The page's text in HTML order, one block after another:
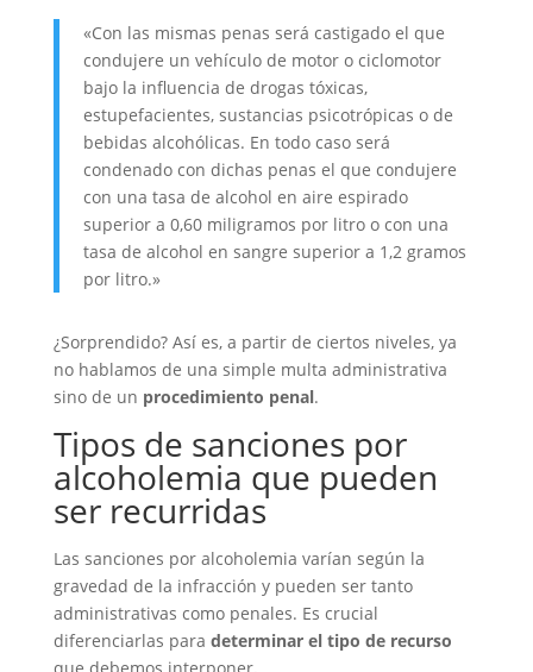
«Con las mismas penas será castigado el que
condujere un vehículo de motor o ciclomotor
bajo la influencia de drogas tóxicas,
estupefacientes, sustancias psicotrópicas o de
bebidas alcohólicas. En todo caso será
condenado con dichas penas el que condujere
con una tasa de alcohol en aire espirado
superior a 0,60 miligramos por litro o con una
tasa de alcohol en sangre superior a 1,2 gramos
por litro.»
¿Sorprendido? Así es, a partir de ciertos niveles, ya
no hablamos de una simple multa administrativa
sino de un procedimiento penal.
Tipos de sanciones por
alcoholemia que pueden
ser recurridas
Las sanciones por alcoholemia varían según la
gravedad de la infracción y pueden ser tanto
administrativas como penales. Es crucial
diferenciarlas para determinar el tipo de recurso